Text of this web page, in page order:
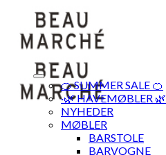
content
🍊 SUMMER SALE 🍊
·🌿 HAVEMØBLER 🌿
NYHEDER
MØBLER
BARSTOLE
BARVOGNE